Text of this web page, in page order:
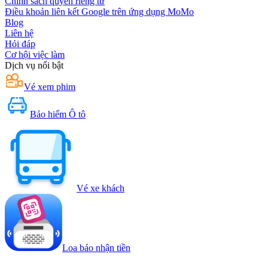
Điều khoản liên kết Google trên ứng dụng MoMo
Blog
Liên hệ
Hỏi đáp
Cơ hội việc làm
Dịch vụ nổi bật
Vé xem phim
Bảo hiểm Ô tô
Vé xe khách
Loa báo nhận tiền